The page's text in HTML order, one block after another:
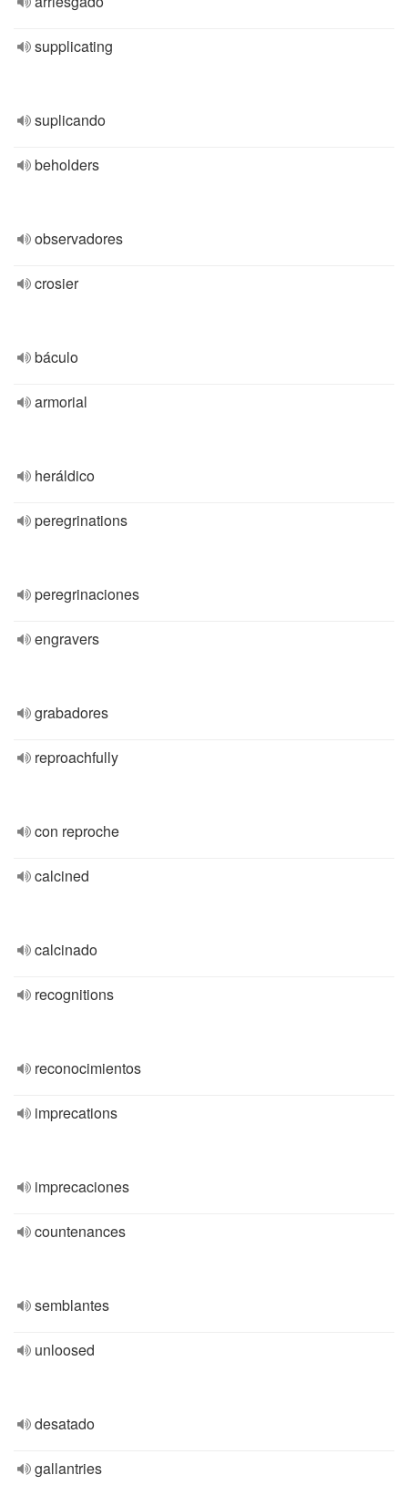
supplicating
suplicando
beholders
observadores
crosier
báculo
armorial
heráldico
peregrinations
peregrinaciones
engravers
grabadores
reproachfully
con reproche
calcined
calcinado
recognitions
reconocimientos
imprecations
imprecaciones
countenances
semblantes
unloosed
desatado
gallantries